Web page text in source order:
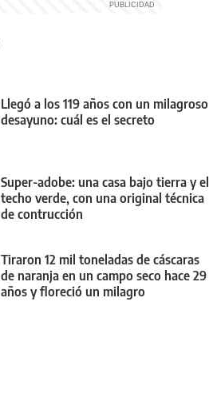
Llegó a los 119 años con un milagroso
desayuno: cuál es el secreto
Super-adobe: una casa bajo tierra y el
techo verde, con una original técnica
de contrucción
Tiraron 12 mil toneladas de cáscaras
de naranja en un campo seco hace 29
años y floreció un milagro